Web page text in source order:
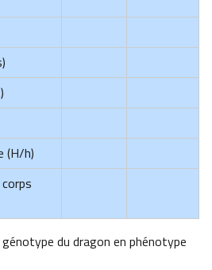
(H/h)
du dragon en phénotype